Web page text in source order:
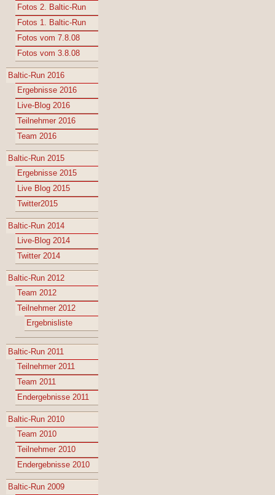
Fotos 2. Baltic-Run
Fotos 1. Baltic-Run
Fotos vom 7.8.08
Fotos vom 3.8.08
Baltic-Run 2016
Ergebnisse 2016
Live-Blog 2016
Teilnehmer 2016
Team 2016
Baltic-Run 2015
Ergebnisse 2015
Live Blog 2015
Twitter2015
Baltic-Run 2014
Live-Blog 2014
Twitter 2014
Baltic-Run 2012
Team 2012
Teilnehmer 2012
Ergebnisliste
Baltic-Run 2011
Teilnehmer 2011
Team 2011
Endergebnisse 2011
Baltic-Run 2010
Team 2010
Teilnehmer 2010
Endergebnisse 2010
Baltic-Run 2009